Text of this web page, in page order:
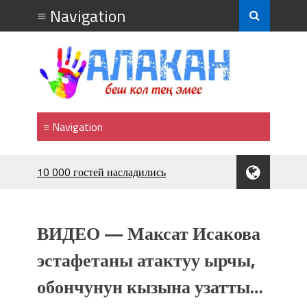
10 000 гостей насладились
союзунун президенти болуп
шайланышым сыймык жана чоң
жоопкерчилик!"
Садыр ЖАПАРОВ: “Айтматовдой
ВИДЕО — Максат Исакова
эстафетаны атактуу ырчы,
обончунун кызына узатты…